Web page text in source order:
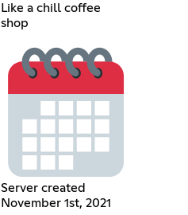
Like a chill coffee
shop
Server created
November 1st, 2021